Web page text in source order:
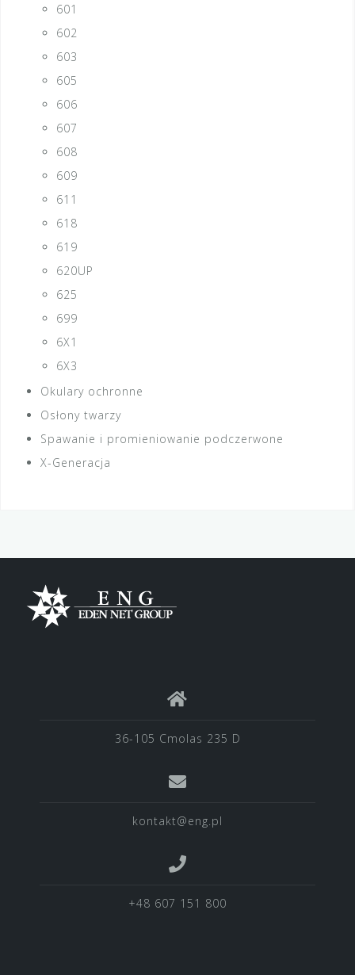
601
602
603
605
606
607
608
609
611
618
619
620UP
625
699
6X1
6X3
Okulary ochronne
Osłony twarzy
Spawanie i promieniowanie podczerwone
X-Generacja
36-105 Cmolas 235 D
kontakt@eng.pl
+48 607 151 800